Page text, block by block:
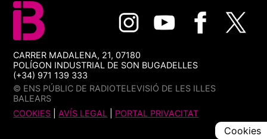
CARRER MADALENA, 21, 07180
POLÍGON INDUSTRIAL DE SON BUGADELLES
(+34) 971 139 333
© ENS PÚBLIC DE RADIOTELEVISIÓ DE LES ILLES
BALEARS
COOKIES |AVÍS LEGAL PORTAL PRIVACITAT
Cookies